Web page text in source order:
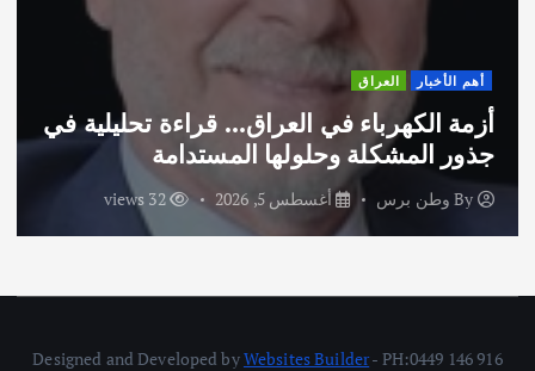
قراءة تحليلية في
32 views
ثقافة وفنون
اختتام ورشة
الاماراتية
By وطن برس
Designed and Developed byWebsites Builder- PH:0449 146 916